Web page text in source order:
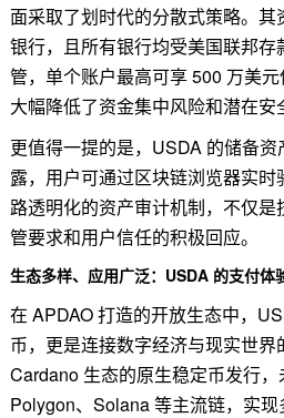
面采取了划时代的分散式策略。
银行，且所有银行均受美国联邦
管，单个账户最高可享 500 万美元
大幅降低了资金集中风险和潜在安
更值得一提的是，USDA 的储备
露，用户可通过区块链浏览器实
路透明化的资产审计机制，不仅
管要求和用户信任的积极回应。
生态多样、应用广泛：USDA 的支付体
在 APDAO 打造的开放生态中，
币，更是连接数字经济与现实世
Cardano 生态的原生稳定币发行，
Polygon、Solana 等主流链，实现